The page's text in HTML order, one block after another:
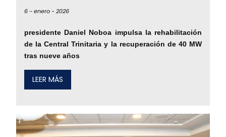
6 -enero -2026
presidente Daniel Noboa impulsa la rehabilitación
de la Central Trinitaria y la recuperación de 40 MW
tras nueve años
LEER MÁS